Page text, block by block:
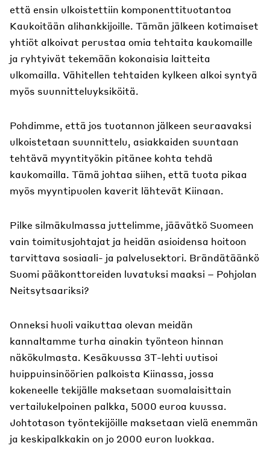
että ensin ulkoistettiin komponenttituotantoa
Kaukoitään alihankkijoille. Tämän jälkeen kotimaiset
yhtiöt alkoivat perustaa omia tehtaita kaukomaille
ja ryhtyivät tekemään kokonaisia laitteita
ulkomailla. Vähitellen tehtaiden kylkeen alkoi syntyä
myös suunnitteluyksiköitä.
Pohdimme, että jos tuotannon jälkeen seuraavaksi
ulkoistetaan suunnittelu, asiakkaiden suuntaan
tehtävä myyntityökin pitänee kohta tehdä
kaukomailla. Tämä johtaa siihen, että tuota pikaa
myös myyntipuolen kaverit lähtevät Kiinaan.
Pilke silmäkulmassa juttelimme, jäävätkö Suomeen
vain toimitusjohtajat ja heidän asioidensa hoitoon
tarvittava sosiaali- ja palvelusektori. Brändätäänkö
Suomi pääkonttoreiden luvatuksi maaksi – Pohjolan
Neitsytsaariksi?
Onneksi huoli vaikuttaa olevan meidän
kannaltamme turha ainakin työnteon hinnan
näkökulmasta. Kesäkuussa 3T-lehti uutisoi
huippuinsinöörien palkoista Kiinassa, jossa
kokeneelle tekijälle maksetaan suomalaisittain
vertailukelpoinen palkka, 5000 euroa kuussa.
Johtotason työntekijöille maksetaan vielä enemmän
ja keskipalkkakin on jo 2000 euron luokkaa.